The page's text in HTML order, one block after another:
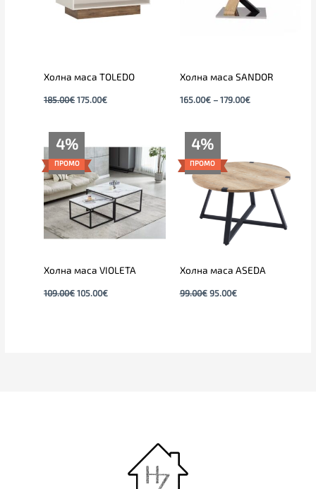
Холна маса TOLEDO
185.00€ 175.00€
Холна маса SANDOR
165.00€ – 179.00€
4%
ПРОМО
Холна маса VIOLETA
109.00€
price
was:
109.00€.
105.00€
цена
105.00€.
4%
ПРОМО
Холна маса ASEDA
99.00€
Original
price
was:
99.00€.
95.00€
е:
95.00€.